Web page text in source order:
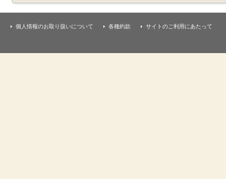
個人情報のお取り扱いについて 各種約款 サイトのご利用にあたって